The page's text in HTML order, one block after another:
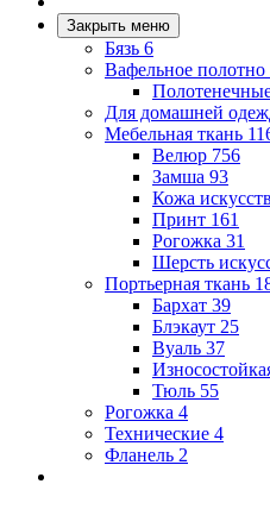
Закрыть меню
Бязь 6
Вафельное полотно
Для домашней
Мебельная ткань
Велюр 756
Замша 93
Кожа
Принт 161
Рогожка 31
Шерсть
Портьерная ткань
Бархат 39
Блэкаут 25
Вуаль 37
Тюль 55
Рогожка 4
Технические 4
Фланель 2